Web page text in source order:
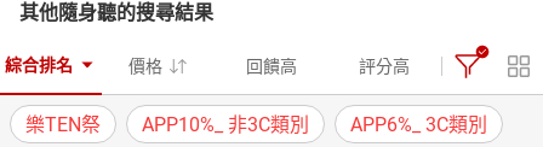
點數10%
熱搜 熱門飯店推薦
熱搜 點數10%
熱搜 熱門飯店推薦
居家生活 3C家電 運動休閒 親子玩具
其他隨身聽的搜尋結果
綜合排名 價格 回饋高 評分高
樂TEN祭 APP10%_ 非3C類別 APP6%_ 3C類別